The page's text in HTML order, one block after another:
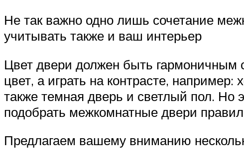
Не так важно одно лишь сочетание
учитывать также и ваш интерьер
Цвет двери должен быть гармоничным
цвет, а играть на контрасте,
также темная дверь и светлый пол.
подобрать межкомнатные двери
Предлагаем вашему вниманию